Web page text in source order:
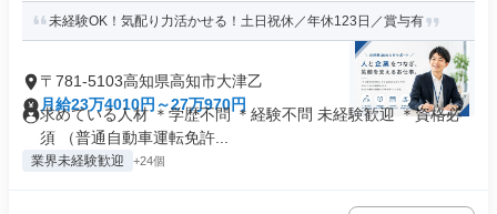
未経験OK！気配り力活かせる！土日祝休／年休123日／賞与有
〒781-5103高知県高知市大津乙
月給23万4010円～27万970円
求めている人材 ＊学歴不問 ＊経験不問 未経験歓迎 ＊資格必
須 （普通自動車運転免許...
業界未経験歓迎 +24個